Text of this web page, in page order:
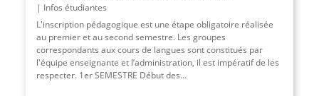
Infos étudiantes
L'inscription pédagogique est une étape obligatoire réalisée
au premier et au second semestre. Les groupes
correspondants aux cours de langues sont constitués par
l'équipe enseignante et l’administration, il est impératif de les
respecter. 1er SEMESTRE Début des...